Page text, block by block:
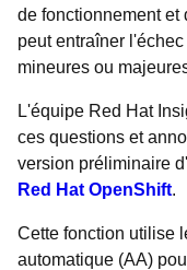
de fonctionnement et
peut entraîner
mineures ou
L'équipe Red Hat
ces questions et
version préliminaire
Red Hat OpenShift.
Cette fonction utilise
automatique (AA)